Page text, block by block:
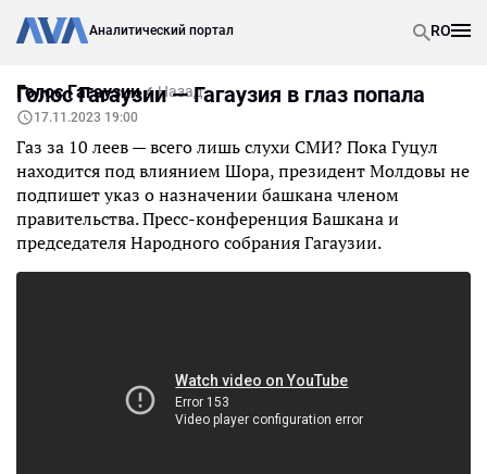
Аналитический портал RO
Голос Гагаузии Назад
Голос Гагаузии — Гагаузия в глаз попала
17.11.2023 19:00
Газ за 10 леев — всего лишь слухи СМИ? Пока Гуцул
находится под влиянием Шора, президент Молдовы не
подпишет указ о назначении башкана членом
правительства. Пресс-конференция Башкана и
председателя Народного собрания Гагаузии.